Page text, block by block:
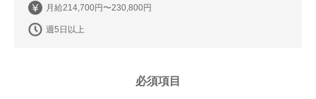
月給214,700円〜230,800円
週5日以上
必須項目